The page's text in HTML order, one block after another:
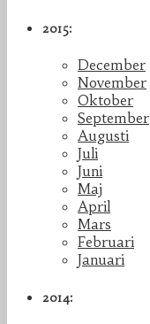
2015:
December
November
Oktober
September
Augusti
Juli
Juni
Maj
April
Mars
Februari
Januari
2014: